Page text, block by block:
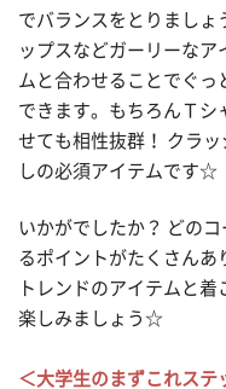
でバランスをとりましょ
ップスなどガーリーなア
ムと合わせることでぐ
できます。もちろんＴシ
せても相性抜群！ クラ
しの必須アイテムです☆
いかがでしたか？ どの
るポイントがたくさんあ
トレンドのアイテムと
楽しみましょう☆
＜大学生のまずこれステ